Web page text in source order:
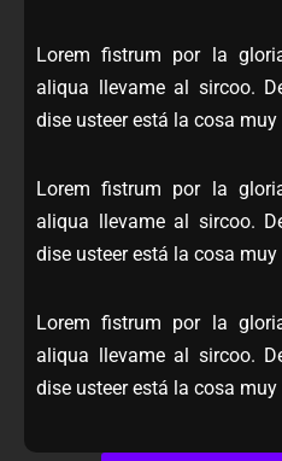
Lorem fistrum por la
aliqua llevame al sircoo.
dise usteer está la cosa muy
Lorem fistrum por la
aliqua llevame al sircoo.
dise usteer está la cosa muy
Lorem fistrum por la
aliqua llevame al sircoo.
dise usteer está la cosa muy